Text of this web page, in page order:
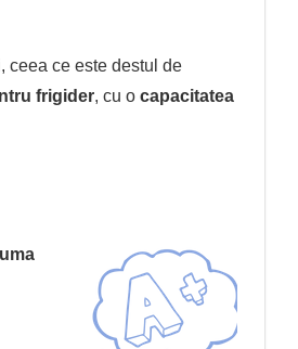
ceea ce este destul de
frigider, cu o capacitatea